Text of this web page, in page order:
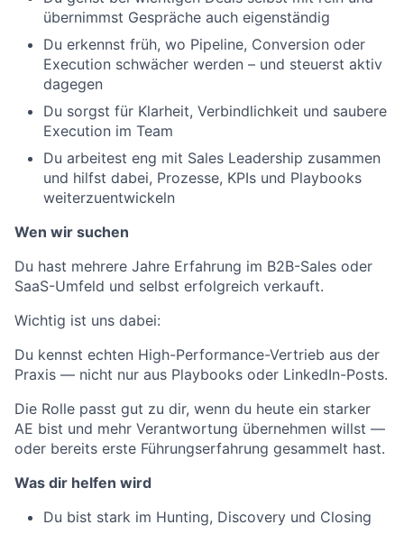
übernimmst Gespräche auch eigenständig
Du erkennst früh, wo Pipeline, Conversion oder
Execution schwächer werden – und steuerst aktiv
dagegen
Du sorgst für Klarheit, Verbindlichkeit und saubere
Execution im Team
Du arbeitest eng mit Sales Leadership zusammen
und hilfst dabei, Prozesse, KPIs und Playbooks
weiterzuentwickeln
Wen wir suchen
Du hast mehrere Jahre Erfahrung im B2B-Sales oder
SaaS-Umfeld und selbst erfolgreich verkauft.
Wichtig ist uns dabei:
Du kennst echten High-Performance-Vertrieb aus der
Praxis — nicht nur aus Playbooks oder LinkedIn-Posts.
Die Rolle passt gut zu dir, wenn du heute ein starker
AE bist und mehr Verantwortung übernehmen willst —
oder bereits erste Führungserfahrung gesammelt hast.
Was dir helfen wird
Du bist stark im Hunting, Discovery und Closing